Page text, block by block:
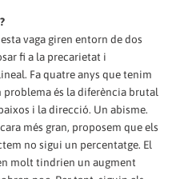
vaga giren entorn de dos
fi a la precarietat i
Fa quatre anys que tenim
és la diferència brutal
i la direcció. Un abisme.
més gran, proposem que els
no sigui un percentatge. El
molt tindrien un augment